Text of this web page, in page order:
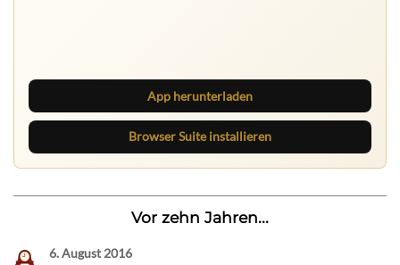
App herunterladen
Browser Suite installieren
Vor zehn Jahren...
6. August 2016